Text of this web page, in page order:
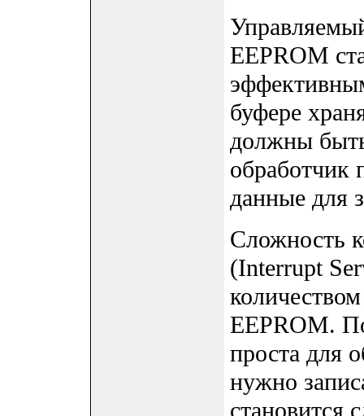
EEPROM
буфере
должны
обработчик
данные для
Сложность
(Interrupt
EEPROM.
проста для
нужно
становится